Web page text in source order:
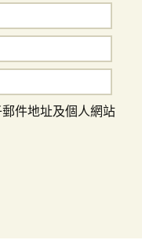
件地址及個人網站